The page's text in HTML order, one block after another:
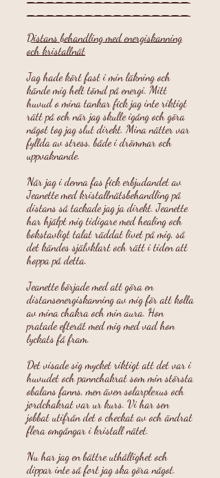
Distans behandling med energiskanning
och kristallnät
Jag hade kört fast i min läkning och
kände mig helt tömd på energi. Mitt
huvud o mina tankar fick jag inte riktigt
rätt på och när jag skulle igång och göra
något tog jag slut direkt. Mina nätter var
fyllda av stress, både i drömmar och
uppvaknande.
När jag i denna fas fick erbjudandet av
Jeanette med kristallnätsbehandling på
distans så tackade jag ja direkt. Jeanette
har hjälpt mig tidigare med healing och
bokstavligt talat räddat livet på mig, så
det kändes självklart och rätt i tiden att
hoppa på detta.
Jeanette började med att göra en
distansenergiskanning av mig för att kolla
av mina chakra och min aura. Hon
pratade efteråt med mig med vad hon
lyckats få fram.
Det visade sig mycket riktigt att det var i
huvudet och pannchakrat som min största
obalans fanns, men även solarplexus och
jordchakrat var ur kurs. Vi har sen
jobbat utifrån det o checkat av och ändrat
flera omgångar i kristall nätet.
Nu har jag en bättre uthållighet och
dippar inte så fort jag ska göra något.